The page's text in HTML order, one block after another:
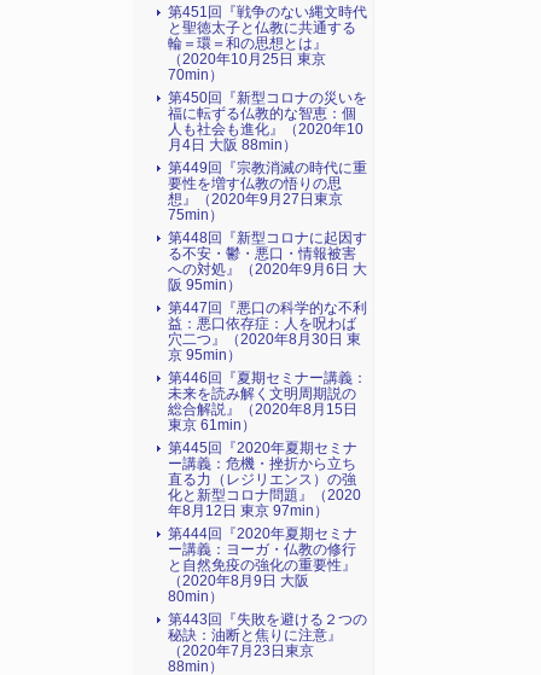
第451回『戦争のない縄文時代
と聖徳太子と仏教に共通する
輪＝環＝和の思想とは』
（2020年10月25日 東京
70min）
第450回『新型コロナの災いを
福に転ずる仏教的な智恵：個
人も社会も進化』（2020年10
月4日 大阪 88min）
第449回『宗教消滅の時代に重
要性を増す仏教の悟りの思
想』（2020年9月27日東京
75min）
第448回『新型コロナに起因す
る不安・鬱・悪口・情報被害
への対処』（2020年9月6日 大
阪 95min）
第447回『悪口の科学的な不利
益：悪口依存症：人を呪わば
穴二つ』（2020年8月30日 東
京 95min）
第446回『夏期セミナー講義：
未来を読み解く文明周期説の
総合解説』（2020年8月15日
東京 61min）
第445回『2020年夏期セミナ
ー講義：危機・挫折から立ち
直る力（レジリエンス）の強
化と新型コロナ問題』（2020
年8月12日 東京 97min）
第444回『2020年夏期セミナ
ー講義：ヨーガ・仏教の修行
と自然免疫の強化の重要性』
（2020年8月9日 大阪
80min）
第443回『失敗を避ける２つの
秘訣：油断と焦りに注意』
（2020年7月23日東京
88min）